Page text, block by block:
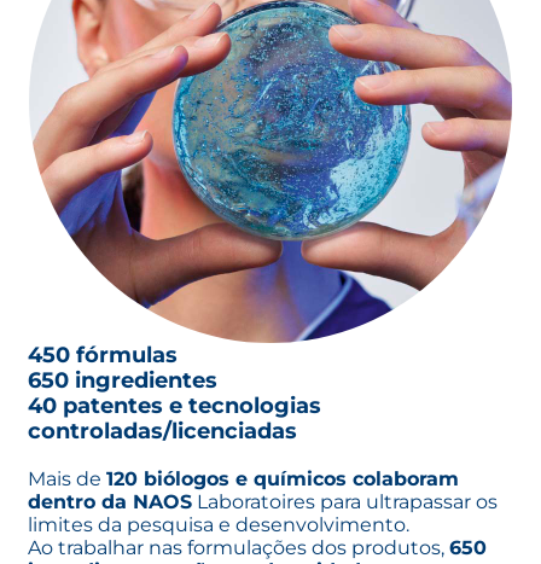
450 fórmulas
650 ingredientes
40 patentes e tecnologias
controladas/licenciadas
Mais de 120 biólogos e químicos colaboram
dentro da NAOS Laboratoires para ultrapassar os
limites da pesquisa e desenvolvimento.
Ao trabalhar nas formulações dos produtos, 650